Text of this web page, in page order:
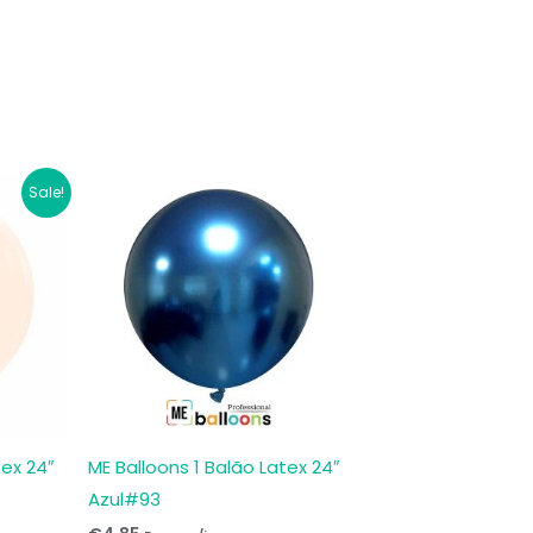
Sale!
24″
ME Balloons 1 Balão Latex 24″
Azul#93